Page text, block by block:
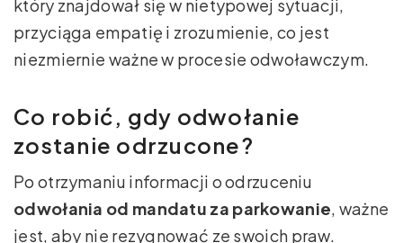
który znajdował się w nietypowej sytuacji,
przyciąga empatię i zrozumienie, co jest
niezmiernie ważne w procesie odwoławczym.
Co robić, gdy odwołanie
zostanie odrzucone?
Po otrzymaniu informacji o odrzuceniu
odwołania od mandatu za parkowanie, ważne
jest, aby nie rezygnować ze swoich praw.